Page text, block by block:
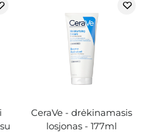
CeraVe - drėkinamasis
losjonas - 177ml